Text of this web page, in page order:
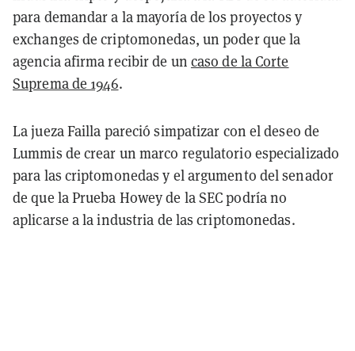
para demandar a la mayoría de los proyectos y
exchanges de criptomonedas, un poder que la
agencia afirma recibir de un caso de la Corte
Suprema de 1946.
La jueza Failla pareció simpatizar con el deseo de
Lummis de crear un marco regulatorio especializado
para las criptomonedas y el argumento del senador
de que la Prueba Howey de la SEC podría no
aplicarse a la industria de las criptomonedas.